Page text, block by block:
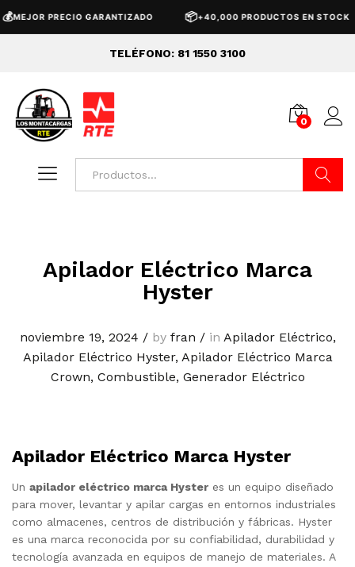
PRECIO GARANTIZADO +40,000 PRODUCTOS EN STOCK
TELÉFONO: 81 1550 3100
0
Apilador Eléctrico Marca
Hyster
noviembre 19, 2024 /by fran /in Apilador Eléctrico,
Apilador Eléctrico Hyster, Apilador Eléctrico Marca
Crown, Combustible, Generador Eléctrico
Apilador Eléctrico Marca Hyster
Un apilador eléctrico marca Hyster es un equipo diseñado
para mover, levantar y apilar cargas en entornos industriales
como almacenes, centros de distribución y fábricas. Hyster
es una marca reconocida por su confiabilidad, durabilidad y
tecnología avanzada en equipos de manejo de materiales. A